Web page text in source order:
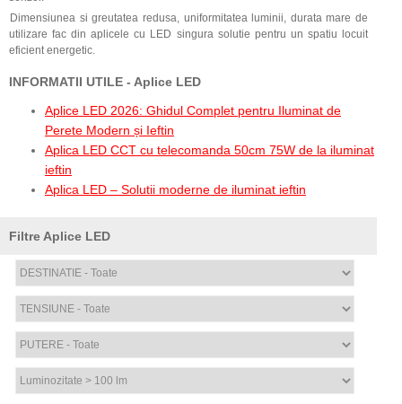
Dimensiunea si greutatea redusa, uniformitatea luminii, durata mare de
utilizare fac din aplicele cu LED singura solutie pentru un spatiu locuit
eficient energetic.
INFORMATII UTILE - Aplice LED
Aplice LED 2026: Ghidul Complet pentru Iluminat de
Perete Modern și Ieftin
Aplica LED CCT cu telecomanda 50cm 75W de la iluminat
ieftin
Aplica LED – Solutii moderne de iluminat ieftin
Filtre Aplice LED